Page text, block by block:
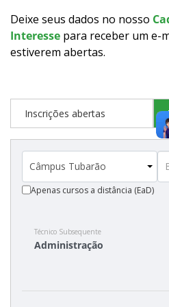
Processos Seletivos
Inscrições e acompanhamento
Orientações para Matrícula
Transferências e Retornos
Provas e Gabaritos
Estatísticas dos Processos
Deixe seus dados no nosso
Interesse para receber um e-
estiverem abertas.
Inscrições abertas
Apenas cursos a distância (EaD)
Técnico Subsequente
Administração